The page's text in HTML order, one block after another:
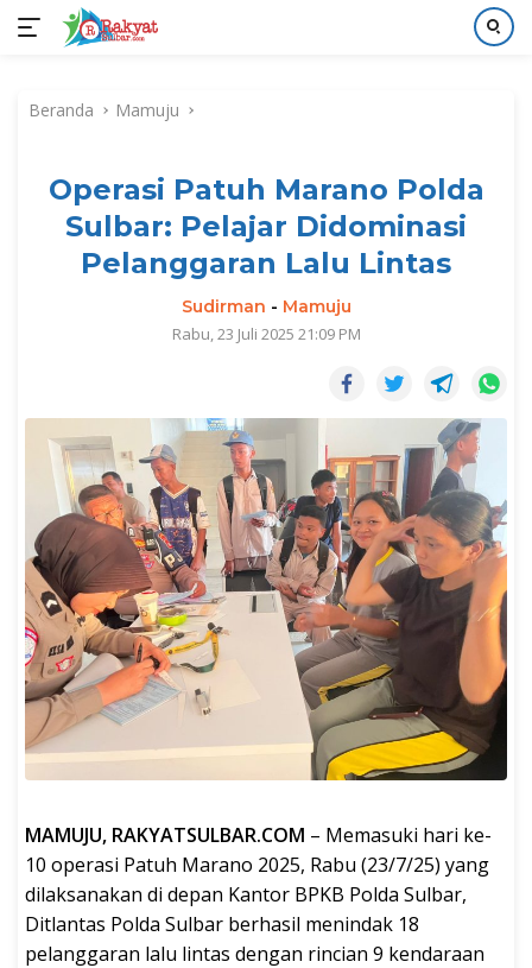
kontenBeranda Mamuju
Operasi Patuh Marano Polda
Sulbar: Pelajar Didominasi
Pelanggaran Lalu Lintas
Sudirman - Mamuju
Rabu, 23 Juli 2025 21:09 PM
MAMUJU, RAKYATSULBAR.COM – Memasuki hari ke-
10 operasi Patuh Marano 2025, Rabu (23/7/25) yang
dilaksanakan di depan Kantor BPKB Polda Sulbar,
Ditlantas Polda Sulbar berhasil menindak 18
pelanggaran lalu lintas dengan rincian 9 kendaraan